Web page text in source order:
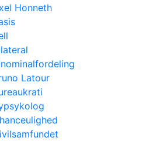
Honneth
Latour